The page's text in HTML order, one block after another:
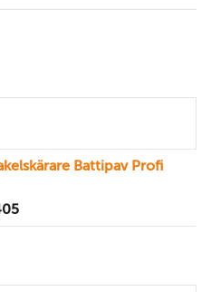
Battipav Profi